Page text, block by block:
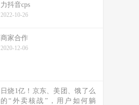
力抖音cps
2022-10-26
商家合作
2020-12-06
日烧1亿！京东、美团、饿了么
的“外卖核战”，用户如何躺